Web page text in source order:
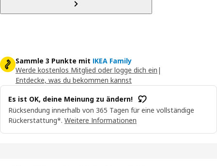
Sammle 3 Punkte mit IKEA Family
Werde kostenlos Mitglied oder logge dich ein |
Entdecke, was du bekommen kannst
Es ist OK, deine Meinung zu ändern!
Rücksendung innerhalb von 365 Tagen für eine vollständige
Rückerstattung*. Weitere Informationen